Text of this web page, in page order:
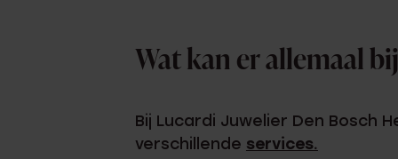
Wat kan er allemaal
Bij Lucardi Juwelier Den Bosch
verschillende services.